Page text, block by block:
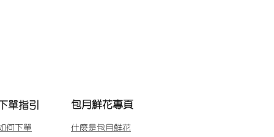
單指引 包月鮮花專頁
何下單
什麼是包月鮮花